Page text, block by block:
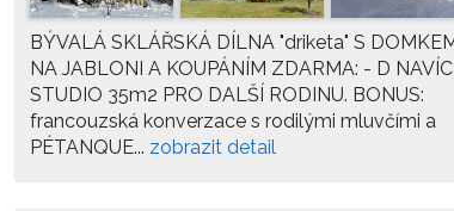
BÝVALÁ SKLÁŘSKÁ DÍLNA "driketa" S
NA JABLONI A KOUPÁNÍM ZDARMA: - D NAVÍC
STUDIO 35m2 PRO DALŠÍ RODINU. BONUS:
francouzská konverzace s rodilými mluvčími a
PÉTANQUE... zobrazit detail